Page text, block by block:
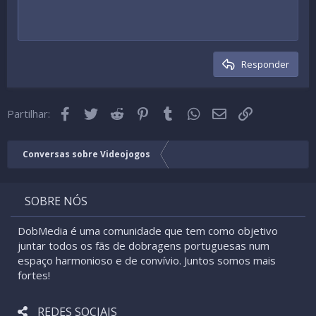
26
Trebuchet MS
Desindentada
Texto justificado
Cabeçalho 2
Cabeçalho 3Responder
Partilhar: Facebook
Twitter Reddit Pinterest
Tumblr WhatsApp
Email
Conversas sobre Videojogos
SOBRE NÓS
DobMedia é uma comunidade que tem como objetivo
juntar todos os fãs de dobragens portuguesas num
espaço harmonioso e de convívio. Juntos somos mais
fortes!
REDES SOCIAIS